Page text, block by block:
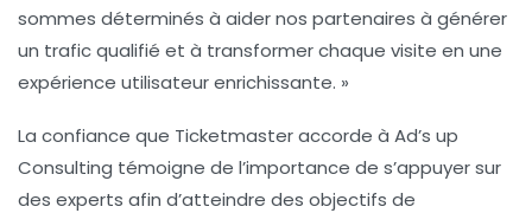
sommes déterminés à aider nos partenaires à générer
un trafic qualifié et à transformer chaque visite en une
expérience utilisateur enrichissante. »
La confiance que Ticketmaster accorde à Ad’s up
Consulting témoigne de l’importance de s’appuyer sur
des experts afin d’atteindre des objectifs de